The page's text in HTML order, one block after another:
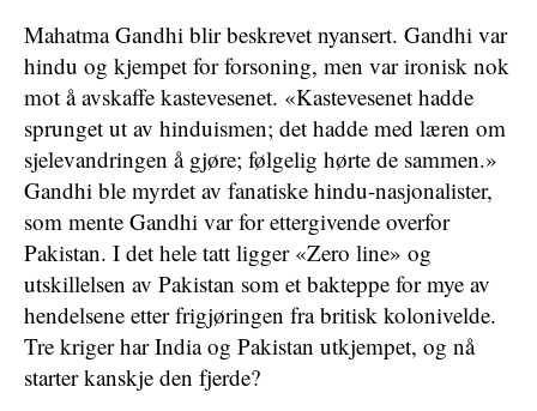
Mahatma Gandhi blir beskrevet nyansert. Gandhi var
hindu og kjempet for forsoning, men var ironisk nok
mot å avskaffe kastevesenet. «Kastevesenet hadde
sprunget ut av hinduismen; det hadde med læren om
sjelevandringen å gjøre; følgelig hørte de sammen.»
Gandhi ble myrdet av fanatiske hindu-nasjonalister,
som mente Gandhi var for ettergivende overfor
Pakistan. I det hele tatt ligger «Zero line» og
utskillelsen av Pakistan som et bakteppe for mye av
hendelsene etter frigjøringen fra britisk kolonivelde.
Tre kriger har India og Pakistan utkjempet, og nå
starter kanskje den fjerde?